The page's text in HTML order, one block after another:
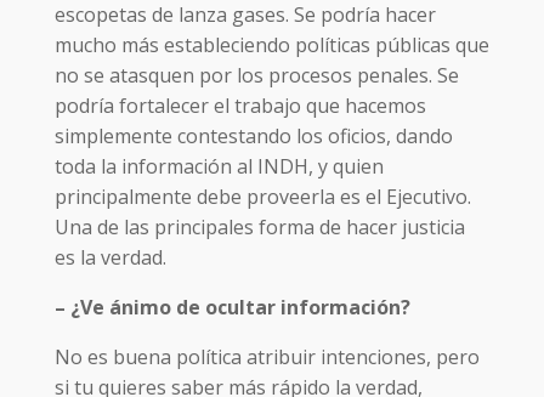
escopetas de lanza gases. Se podría hacer
mucho más estableciendo políticas públicas que
no se atasquen por los procesos penales. Se
podría fortalecer el trabajo que hacemos
simplemente contestando los oficios, dando
toda la información al INDH, y quien
principalmente debe proveerla es el Ejecutivo.
Una de las principales forma de hacer justicia
es la verdad.
– ¿Ve ánimo de ocultar información?
No es buena política atribuir intenciones, pero
si tu quieres saber más rápido la verdad,